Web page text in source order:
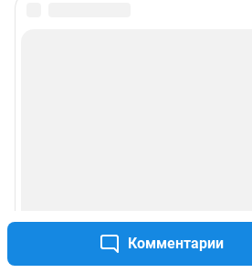
Комментарии